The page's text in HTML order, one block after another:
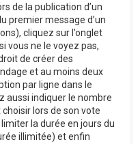
de la publication d’un
premier message d’un
cliquez sur l’onglet
vous ne le voyez pas,
de créer des
et au moins deux
par ligne dans le
aussi indiquer le nombre
lors de son vote
la durée en jours du
illimitée) et enfin